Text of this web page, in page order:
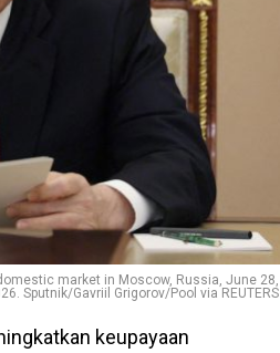
market in Moscow, Russia, June 28,
Sputnik/Gavriil Grigorov/Pool via REUTERS
keupayaan